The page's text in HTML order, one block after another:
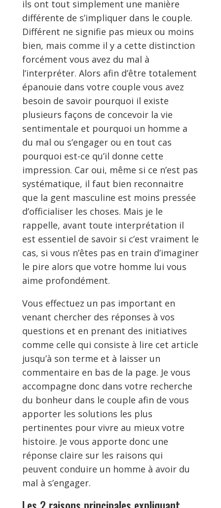
ils ont tout simplement une manière
différente de s’impliquer dans le couple.
Différent ne signifie pas mieux ou moins
bien, mais comme il y a cette distinction
forcément vous avez du mal à
l’interpréter. Alors afin d’être totalement
épanouie dans votre couple vous avez
besoin de savoir pourquoi il existe
plusieurs façons de concevoir la vie
sentimentale et pourquoi un homme a
du mal ou s’engager ou en tout cas
pourquoi est-ce qu’il donne cette
impression. Car oui, même si ce n’est pas
systématique, il faut bien reconnaitre
que la gent masculine est moins pressée
d’officialiser les choses. Mais je le
rappelle, avant toute interprétation il
est essentiel de savoir si c’est vraiment le
cas, si vous n’êtes pas en train d’imaginer
le pire alors que votre homme lui vous
aime profondément.
Vous effectuez un pas important en
venant chercher des réponses à vos
questions et en prenant des initiatives
comme celle qui consiste à lire cet article
jusqu’à son terme et à laisser un
commentaire en bas de la page. Je vous
accompagne donc dans votre recherche
du bonheur dans le couple afin de vous
apporter les solutions les plus
pertinentes pour vivre au mieux votre
histoire. Je vous apporte donc une
réponse claire sur les raisons qui
peuvent conduire un homme à avoir du
mal à s’engager.